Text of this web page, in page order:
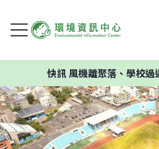
風機離聚落、學校過近 彰